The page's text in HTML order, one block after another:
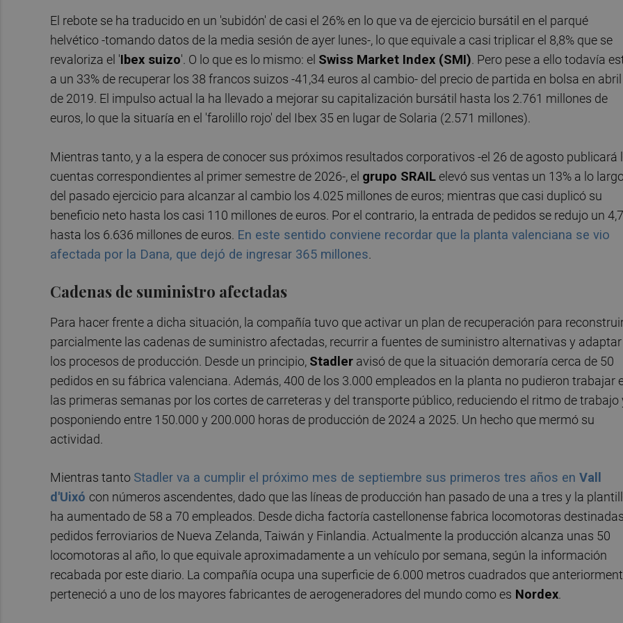
El rebote se ha traducido en un 'subidón' de casi el 26% en lo que va de ejercicio bursátil en el parqué
helvético -tomando datos de la media sesión de ayer lunes-, lo que equivale a casi triplicar el 8,8% que se
revaloriza el 'Ibex suizo'. O lo que es lo mismo: el Swiss Market Index (SMI). Pero pese a ello todavía
a un 33% de recuperar los 38 francos suizos -41,34 euros al cambio- del precio de partida en bolsa en abril
de 2019. El impulso actual la ha llevado a mejorar su capitalización bursátil hasta los 2.761 millones de
euros, lo que la situaría en el 'farolillo rojo' del Ibex 35 en lugar de Solaria (2.571 millones).
Mientras tanto, y a la espera de conocer sus próximos resultados corporativos -el 26 de agosto publicará
cuentas correspondientes al primer semestre de 2026-, el grupo SRAIL elevó sus ventas un 13% a lo
del pasado ejercicio para alcanzar al cambio los 4.025 millones de euros; mientras que casi duplicó su
beneficio neto hasta los casi 110 millones de euros. Por el contrario, la entrada de pedidos se redujo un
hasta los 6.636 millones de euros. En este sentido conviene recordar que la planta valenciana se vio
afectada por la Dana, que dejó de ingresar 365 millones.
Cadenas de suministro afectadas
Para hacer frente a dicha situación, la compañía tuvo que activar un plan de recuperación para
parcialmente las cadenas de suministro afectadas, recurrir a fuentes de suministro alternativas y adaptar
los procesos de producción. Desde un principio, Stadler avisó de que la situación demoraría cerca de 50
pedidos en su fábrica valenciana. Además, 400 de los 3.000 empleados en la planta no pudieron trabajar
las primeras semanas por los cortes de carreteras y del transporte público, reduciendo el ritmo de trabajo
posponiendo entre 150.000 y 200.000 horas de producción de 2024 a 2025. Un hecho que mermó su
actividad.
Mientras tanto Stadler va a cumplir el próximo mes de septiembre sus primeros tres años en Vall
d'Uixó con números ascendentes, dado que las líneas de producción han pasado de una a tres y la
ha aumentado de 58 a 70 empleados. Desde dicha factoría castellonense fabrica locomotoras
pedidos ferroviarios de Nueva Zelanda, Taiwán y Finlandia. Actualmente la producción alcanza unas 50
locomotoras al año, lo que equivale aproximadamente a un vehículo por semana, según la información
recabada por este diario. La compañía ocupa una superficie de 6.000 metros cuadrados que
perteneció a uno de los mayores fabricantes de aerogeneradores del mundo como es Nordex.